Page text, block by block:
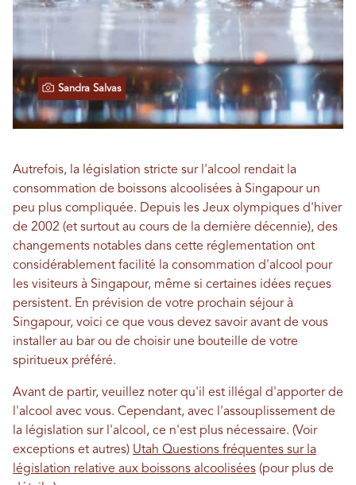
Sandra Salvas
Autrefois, la législation stricte sur l'alcool rendait la
consommation de boissons alcoolisées à Singapour un
peu plus compliquée. Depuis les Jeux olympiques d'hiver
de 2002 (et surtout au cours de la dernière décennie), des
changements notables dans cette réglementation ont
considérablement facilité la consommation d'alcool pour
les visiteurs à Singapour, même si certaines idées reçues
persistent. En prévision de votre prochain séjour à
Singapour, voici ce que vous devez savoir avant de vous
installer au bar ou de choisir une bouteille de votre
spiritueux préféré.
Avant de partir, veuillez noter qu'il est illégal d'apporter de
l'alcool avec vous. Cependant, avec l'assouplissement de
la législation sur l'alcool, ce n'est plus nécessaire. (Voir
exceptions et autres) Utah Questions fréquentes sur la
législation relative aux boissons alcoolisées (pour plus de